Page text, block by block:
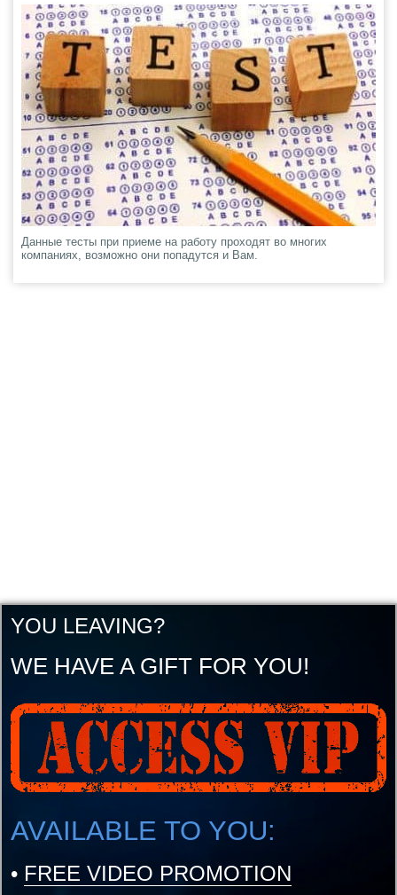
Данные тесты при приеме на работу проходят во многих
компаниях, возможно они попадутся и Вам.
YOU LEAVING?
WE HAVE A GIFT FOR YOU!
AVAILABLE TO YOU:
• FREE VIDEO PROMOTION